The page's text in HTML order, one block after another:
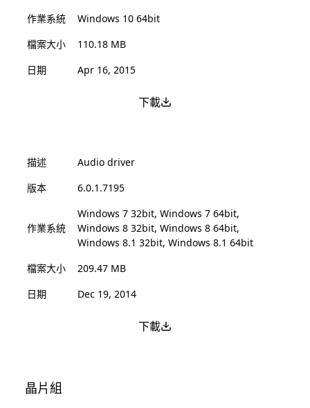
作業系統
Windows 10 64bit
檔案大小
110.18 MB
日期
Apr 16, 2015
下載
描述
Audio driver
版本
6.0.1.7195
作業系統
Windows 7 32bit, Windows 7 64bit,
Windows 8 32bit, Windows 8 64bit,
Windows 8.1 32bit, Windows 8.1 64bit
檔案大小
209.47 MB
日期
Dec 19, 2014
下載
晶片組